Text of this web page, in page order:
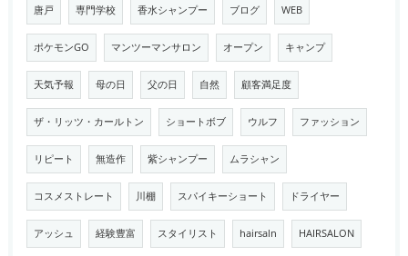
唐戸 専門学校 香水シャンプー ブログ WEB
ポケモンGO マンツーマンサロン オープン キャンプ
天気予報 母の日 父の日 自然 顧客満足度
ザ・リッツ・カールトン ショートボブ ウルフ ファッション
リピート 無造作 紫シャンプー ムラシャン
コスメストレート 川棚 スパイキーショート ドライヤー
アッシュ 経験豊富 スタイリスト hairsaln HAIRSALON